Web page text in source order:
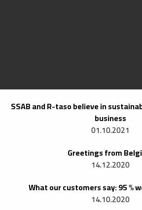
SSAB and R-taso believe in
business
01.10.2021
Greetings from
14.12.2020
What our customers say: 95 %
14.10.2020